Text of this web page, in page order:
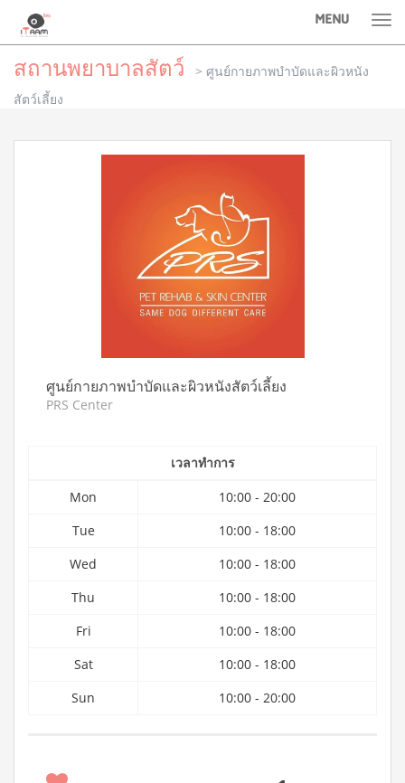
MENU
สถานพยาบาลสัตว์ > ศูนย์กายภาพบำบัดและผิวหนัง
สัตว์เลี้ยง
ศูนย์กายภาพบำบัดและผิวหนังสัตว์เลี้ยง
PRS Center
เวลาทำการ
Mon
10:00 - 20:00
Tue
10:00 - 18:00
Wed
10:00 - 18:00
Thu
10:00 - 18:00
Fri
10:00 - 18:00
Sat
10:00 - 18:00
Sun
10:00 - 20:00